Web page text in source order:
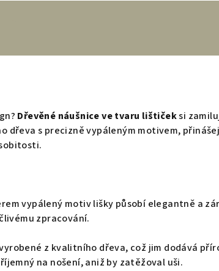
Dřevěné náušnice ve tvaru lištičeksi
dřeva s precizně vypáleným motivem,
vypálený motiv lišky působí elegantně a
zpracování.
z kvalitního dřeva, což jim dodává
na nošení, aniž by zatěžoval uši.